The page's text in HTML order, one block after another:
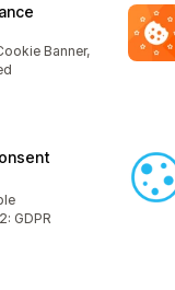
Banner,
GDPR